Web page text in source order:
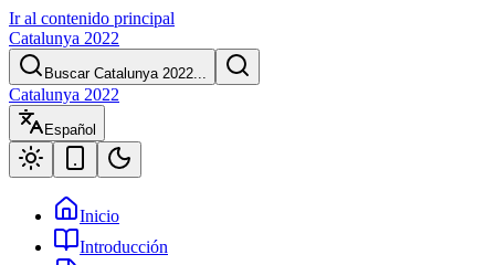
Ir al contenido principal
Catalunya 2022
Buscar Catalunya 2022...
Catalunya 2022
Español
Inicio
Introducción